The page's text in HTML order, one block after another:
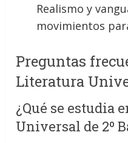
Realismo y
movimientos
Preguntas
Literatura
¿Qué se estudia
Universal de 2º